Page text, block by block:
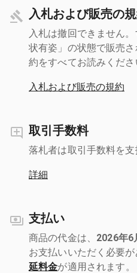
入札および販売の
入札は撤回できません
状有姿」の状態で販売
約をすべてお読みくださ
入札および販売の規約
取引手数料
落札者は取引手数料を支
詳細
支払い
商品の代金は、 2026年6
お支払いいただく必要
延料金が適用されます。